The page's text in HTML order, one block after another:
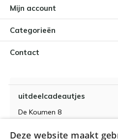
Mijn account
Categorieën
Contact
uitdeelcadeautjes
De Koumen 8
Deze website maakt